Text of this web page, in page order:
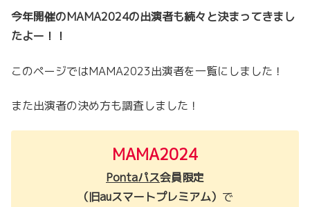
今年開催のMAMA2024の出演者も続々と決まってきまし
たよー！！
このページではMAMA2023出演者を一覧にしました！
また出演者の決め方も調査しました！
MAMA2024
Pontaパス会員限定
（旧auスマートプレミアム） で